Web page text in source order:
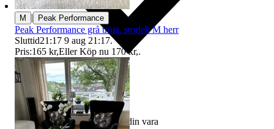
Ersättning om du inte får din vara
M | Peak Performance
Peak Performance grå tröja, storlek M herr
Sluttid21:17 9 aug 21:17.
Pris:165 kr,Eller Köp nu 170 kr,.